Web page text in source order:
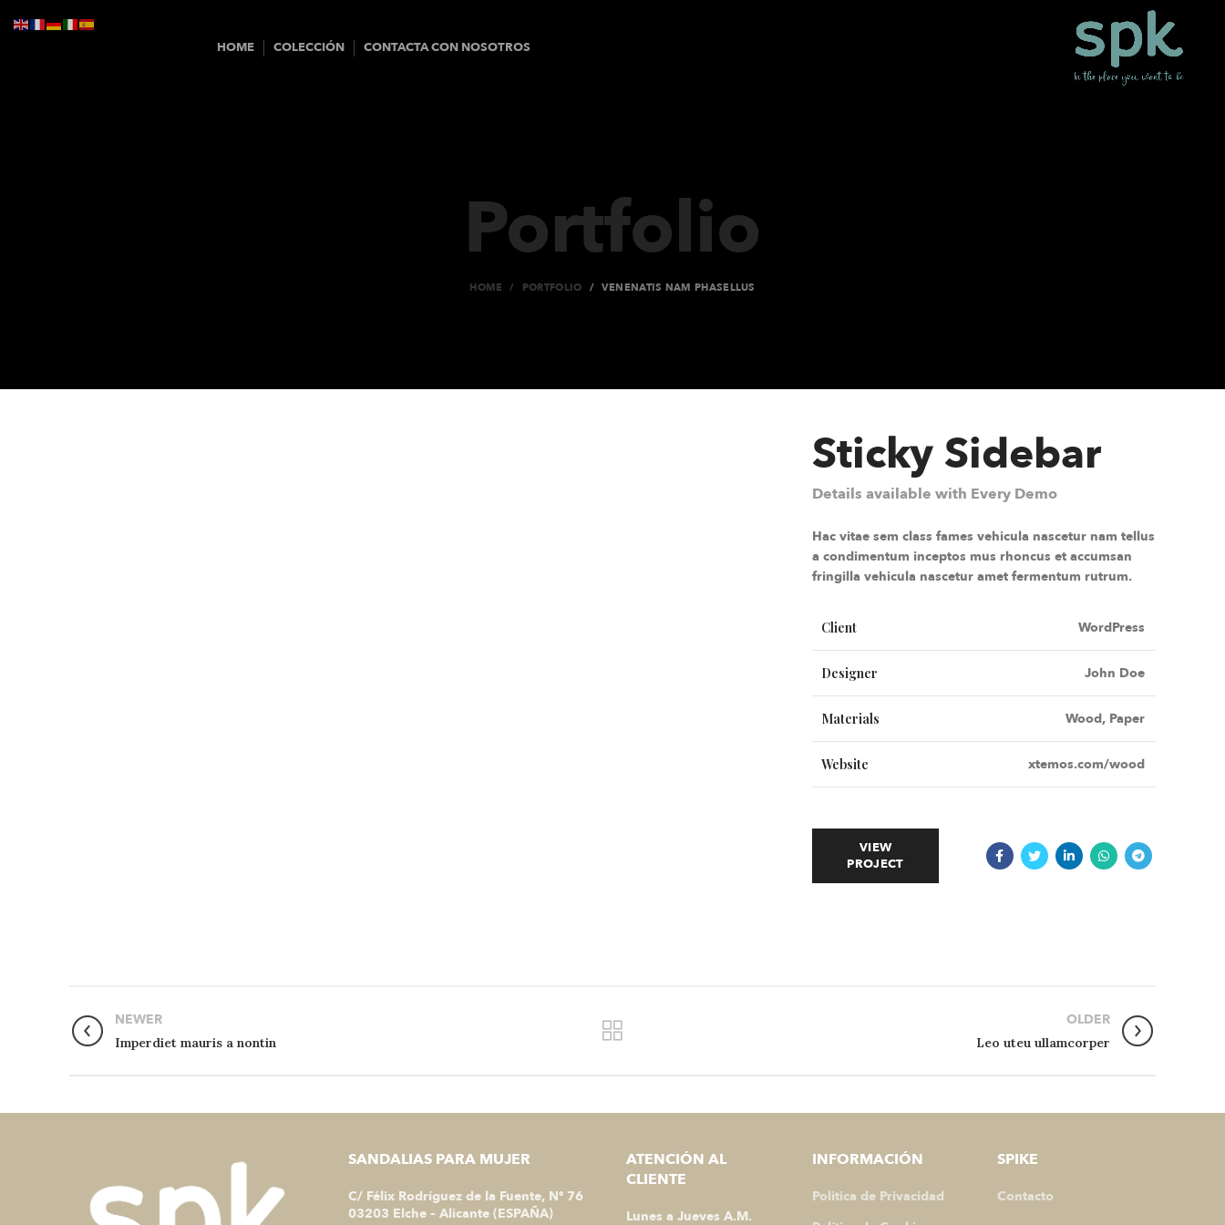
HOME COLECCIÓN CONTACTA CON NOSOTROS
Portfolio
HOME PORTFOLIO VENENATIS NAM PHASELLUS
Sticky Sidebar
Details available with Every Demo
Hac vitae sem class fames vehicula nascetur nam tellus
a condimentum inceptos mus rhoncus et accumsan
fringilla vehicula nascetur amet fermentum rutrum.
Client WordPress
Designer John Doe
Materials Wood, Paper
Website xtemos.com/wood
VIEW
PROJECT
NEWER
Imperdiet mauris a nontin
OLDER
Leo uteu ullamcorper
SANDALIAS PARA MUJER
C/ Félix Rodríguez de la Fuente, Nº 76
03203 Elche – Alicante (ESPAÑA)
ATENCIÓN AL
CLIENTE
Lunes a Jueves A.M.
INFORMACIÓN
Politica de Privacidad
SPIKE
Contacto